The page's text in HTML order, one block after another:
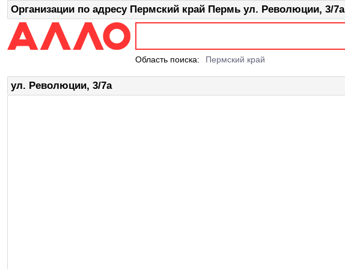
Организации по адресу Пермский край Пермь ул. Революции, 3/7а
Область поиска: Пермский край
ул. Революции, 3/7а